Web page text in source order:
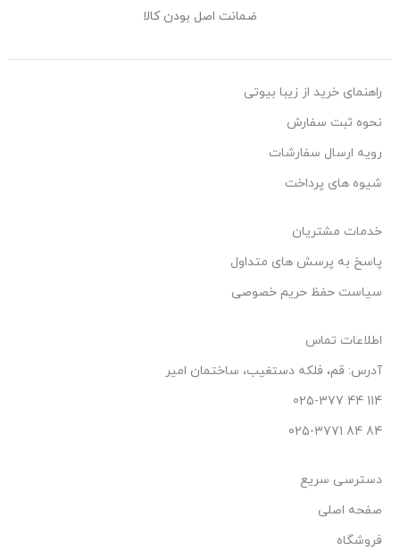
ضمانت اصل بودن کالا
راهنمای خرید از زیبا بیوتی
نحوه ثبت سفارش
رویه ارسال سفارشات
شیوه های پرداخت
خدمات مشتریان
پاسخ به پرسش های متداول
سیاست حفظ حریم خصوصی
اطلاعات تماس
آدرس: قم، فلکه دستغیب، ساختمان امیر
114 44 025-377
84 84 025-3771
دسترسی سریع
صفحه اصلی
فروشگاه